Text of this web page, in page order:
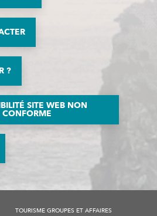
Description
?
SITE WEB NON
CONFORME
TOURISME GROUPES ET AFFAIRES